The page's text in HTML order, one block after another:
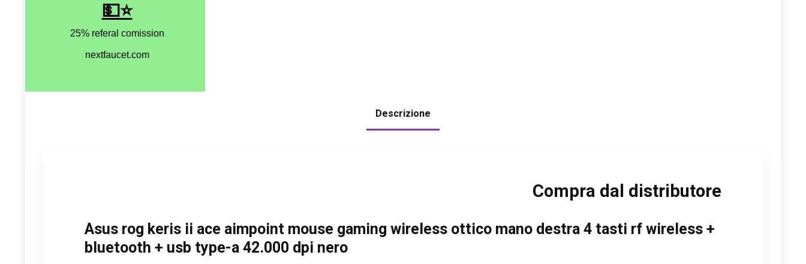
Descrizione
Compra dal distributore
Asus rog keris ii ace aimpoint mouse gaming wireless ottico mano destra 4 tasti rf wireless +
bluetooth + usb type-a 42.000 dpi nero